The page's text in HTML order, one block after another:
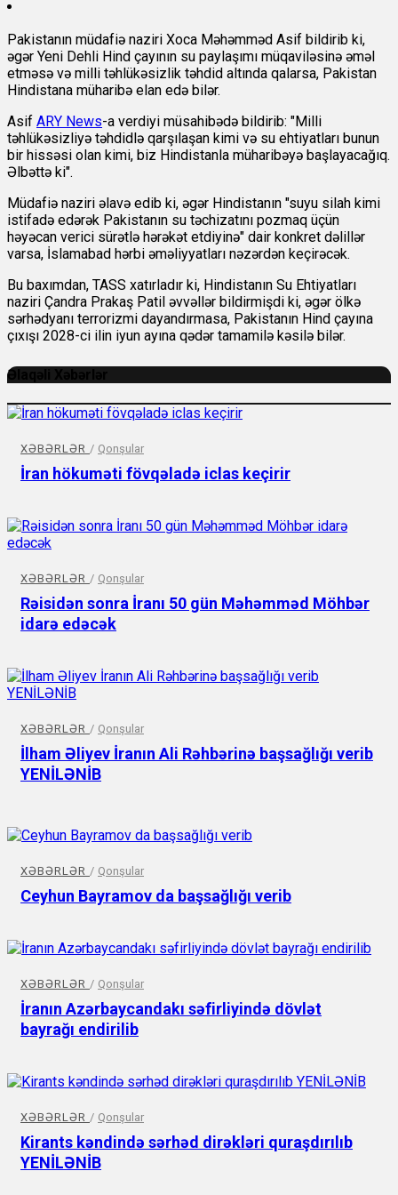
Pakistanın müdafiə naziri Xoca Məhəmməd Asif bildirib ki,
əgər Yeni Dehli Hind çayının su paylaşımı müqaviləsinə əməl
etməsə və milli təhlükəsizlik təhdid altında qalarsa, Pakistan
Hindistana müharibə elan edə bilər.
Asif ARY News-a verdiyi müsahibədə bildirib: "Milli
təhlükəsizliyə təhdidlə qarşılaşan kimi və su ehtiyatları bunun
bir hissəsi olan kimi, biz Hindistanla müharibəyə başlayacağıq.
Əlbəttə ki".
Müdafiə naziri əlavə edib ki, əgər Hindistanın "suyu silah kimi
istifadə edərək Pakistanın su təchizatını pozmaq üçün
həyəcan verici sürətlə hərəkət etdiyinə" dair konkret dəlillər
varsa, İslamabad hərbi əməliyyatları nəzərdən keçirəcək.
Bu baxımdan, TASS xatırladır ki, Hindistanın Su Ehtiyatları
naziri Çandra Prakaş Patil əvvəllər bildirmişdi ki, əgər ölkə
sərhədyanı terrorizmi dayandırmasa, Pakistanın Hind çayına
çıxışı 2028-ci ilin iyun ayına qədər tamamilə kəsilə bilər.
Əlaqəli Xəbərlər
XƏBƏRLƏR / Qonşular
İran hökuməti fövqəladə iclas keçirir
XƏBƏRLƏR / Qonşular
Rəisidən sonra İranı 50 gün Məhəmməd Möhbər
idarə edəcək
XƏBƏRLƏR / Qonşular
İlham Əliyev İranın Ali Rəhbərinə başsağlığı verib
YENİLƏNİB
XƏBƏRLƏR / Qonşular
Ceyhun Bayramov da başsağlığı verib
XƏBƏRLƏR / Qonşular
İranın Azərbaycandakı səfirliyində dövlət
bayrağı endirilib
XƏBƏRLƏR / Qonşular
Kirants kəndində sərhəd dirəkləri quraşdırılıb
YENİLƏNİB